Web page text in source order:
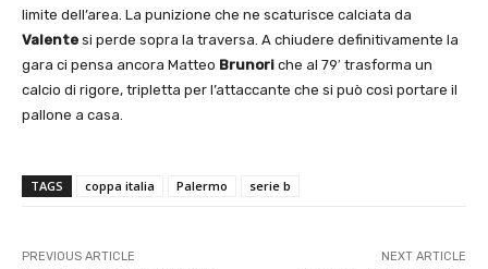
limite dell’area. La punizione che ne scaturisce calciata da
Valente si perde sopra la traversa. A chiudere definitivamente la
gara ci pensa ancora Matteo Brunori che al 79′ trasforma un
calcio di rigore, tripletta per l’attaccante che si può così portare il
pallone a casa.
TAGS coppa italia Palermo serie b
PREVIOUS ARTICLE NEXT ARTICLE